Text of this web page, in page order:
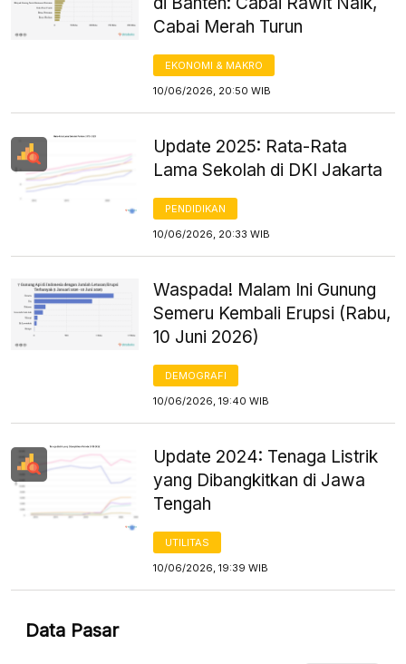
Cabai Merah Turun
EKONOMI & MAKRO
10/06/2026, 20:50 WIB
Update 2025: Rata-Rata
Lama Sekolah di DKI Jakarta
PENDIDIKAN
10/06/2026, 20:33 WIB
Waspada! Malam Ini Gunung
Semeru Kembali Erupsi (Rabu,
10 Juni 2026)
DEMOGRAFI
10/06/2026, 19:40 WIB
Update 2024: Tenaga Listrik
yang Dibangkitkan di Jawa
Tengah
UTILITAS
10/06/2026, 19:39 WIB
Data Pasar